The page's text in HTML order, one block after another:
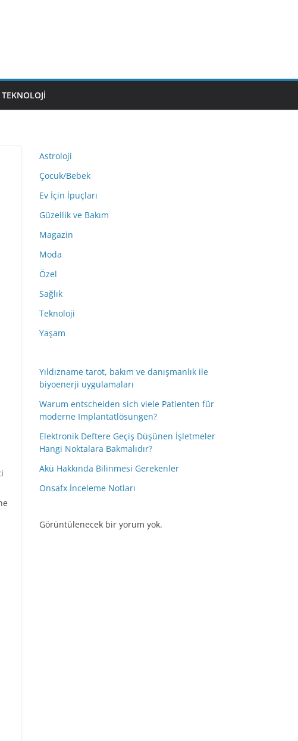
TEKNOLOJI
Astroloji
Çocuk/Bebek
Ev İçin İpuçları
Güzellik ve Bakım
Magazin
Moda
Özel
Sağlık
Teknoloji
Yaşam
Yıldızname tarot, bakım ve danışmanlık ile
biyoenerji uygulamaları
Warum entscheiden sich viele Patienten für
moderne Implantatlösungen?
Elektronik Deftere Geçiş Düşünen İşletmeler
Hangi Noktalara Bakmalıdır?
Akü Hakkında Bilinmesi Gerekenler
Onsafx İnceleme Notları
Görüntülenecek bir yorum yok.